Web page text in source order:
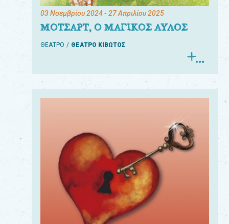
03 Νοεμβρίου 2024- 27 Απριλίου 2025
ΜΟΤΣΑΡΤ, Ο ΜΑΓΙΚΟΣ ΑΥΛΟΣ
ΘΕΑΤΡΟ ΘΕΑΤΡΟ ΚΙΒΩΤΟΣ